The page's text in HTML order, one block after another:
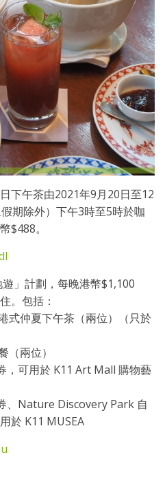
下午茶由2021年9月20日至12
期除外）下午3時至5時於咖
$488。
」計劃，每晚港幣$1,100
。包括：
式仲夏下午茶（兩位）（只於
（兩位）
，可用於 K11 Art Mall 購物藝
、Nature Discovery Park 自
於 K11 MUSEA